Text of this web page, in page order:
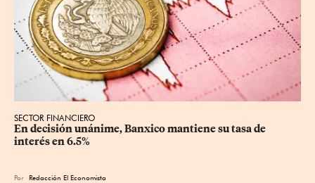
SECTOR FINANCIERO
En decisión unánime, Banxico mantiene su tasa de
interés en 6.5%
Por Redacción El Economista